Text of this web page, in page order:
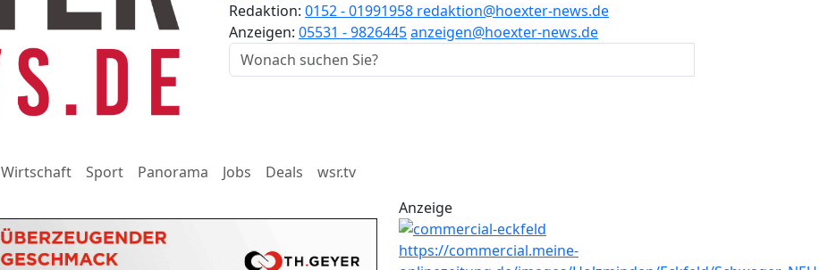
Redaktion: 0152 - 01991958 redaktion@hoexter-news.de
Anzeigen: 05531 - 9826445anzeigen@hoexter-news.de
Wirtschaft Sport Panorama Jobs Deals
wsr.tv
Anzeige